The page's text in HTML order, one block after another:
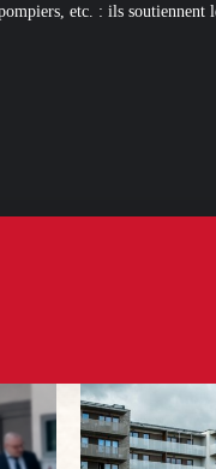
les agriculteurs ! La